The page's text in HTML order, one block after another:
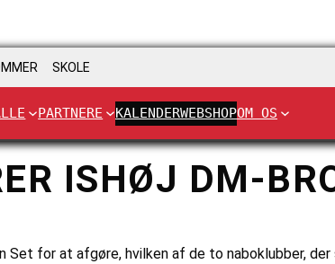
SKOLE
PARTNERE KALENDERWEBSHOPOM OS
ISHØJ DM-
for at afgøre, hvilken af de to naboklubber,